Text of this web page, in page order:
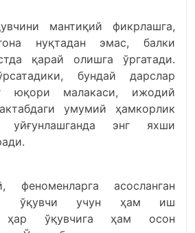
мантиқий фикрлашга,
нуқтадан эмас, балки
қарай олишга ўргатади.
бундай дарслар
юқори малакаси, ижодий
умумий ҳамкорлик
уйғунлашганда энг яхши
феноменларга асосланган
ўқувчи учун ҳам иш
ҳар ўқувчига ҳам осон